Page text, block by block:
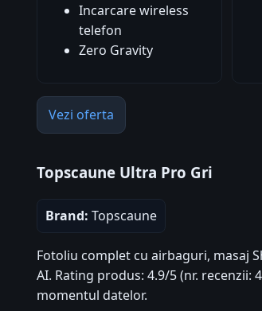
Incarcare wireless
telefon
Zero Gravity
Vezi oferta
Topscaune Ultra Pro Gri
Brand: Topscaune
Fotoliu complet cu airbaguri, masaj
AI. Rating produs: 4.9/5 (nr. recenzii:
momentul datelor.